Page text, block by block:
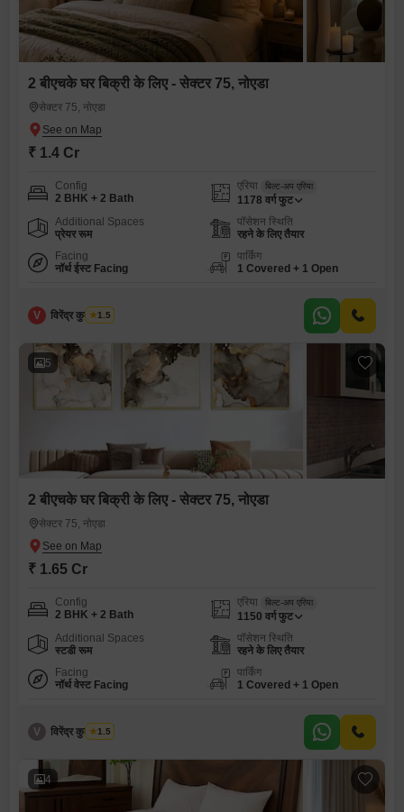
2 बीएचके घर बिक्री के लिए - सेक्टर 75, नोएडा
सेक्टर 75, नोएडा
₹ 1.4 Cr
Config
2 BHK + 2 Bath
एरिया बिल्ट-अप एरिया
1178 वर्ग फुट
Additional Spaces
प्रेयर रूम
पॉसेशन स्थिति
रहने के लिए तैयार
Facing
नॉर्थ ईस्ट Facing
पार्किंग
1 Covered + 1 Open
V विरेंद्र कुमार शर्मा
1.5
5
2 बीएचके घर बिक्री के लिए - सेक्टर 75, नोएडा
सेक्टर 75, नोएडा
₹ 1.65 Cr
Config
2 BHK + 2 Bath
एरिया बिल्ट-अप एरिया
1150 वर्ग फुट
Additional Spaces
स्टडी रूम
पॉसेशन स्थिति
रहने के लिए तैयार
Facing
नॉर्थ वेस्ट Facing
पार्किंग
1 Covered + 1 Open
V विरेंद्र कुमार शर्मा
1.5
4